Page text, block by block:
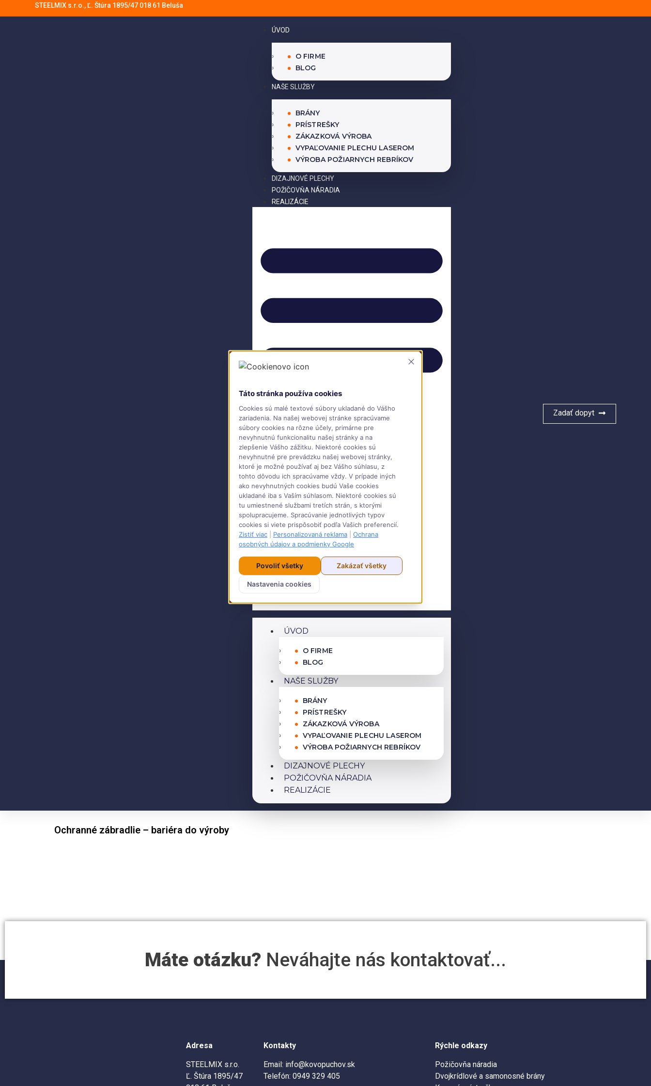
STEELMIX s.r.o., Ľ. Štúra 1895/47 018 61 Beluša
ÚVOD
O FIRME
BLOG
NAŠE SLUŽBY
BRÁNY
PRÍSTREŠKY
ZÁKAZKOVÁ VÝROBA
VYPAĽOVANIE PLECHU LASEROM
VÝROBA POŽIARNYCH REBRÍKOV
DIZAJNOVÉ PLECHY
POŽIČOVŇA NÁRADIA
REALIZÁCIE
ÚVOD
O FIRME
BLOG
NAŠE SLUŽBY
BRÁNY
PRÍSTREŠKY
ZÁKAZKOVÁ VÝROBA
VYPAĽOVANIE PLECHU LASEROM
VÝROBA POŽIARNYCH REBRÍKOV
DIZAJNOVÉ PLECHY
POŽIČOVŇA NÁRADIA
REALIZÁCIE
Zadať dopyt
Ochranné zábradlie – bariéra do výroby
Máte otázku? Neváhajte nás kontaktovať...
Adresa
STEELMIX s.r.o.
Ľ. Štúra 1895/47
Kontakty
Email: info@kovopuchov.sk
Telefón: 0949 329 405
Rýchle odkazy
Požičovňa náradia
Dvojkrídlové a samonosné brány
Zavrieť
Táto stránka používa cookies
Cookies sú malé textové súbory ukladané do Vášho
zariadenia. Na našej webovej stránke spracúvame
súbory cookies na rôzne účely, primárne pre
nevyhnutnú funkcionalitu našej stránky a na
zlepšenie Vášho zážitku. Niektoré cookies sú
nevyhnutné pre prevádzku našej webovej stránky,
ktoré je možné používať aj bez Vášho súhlasu, z
tohto dôvodu ich spracúvame vždy. V prípade iných
ako nevyhnutných cookies budú Vaše cookies
ukladané iba s Vaším súhlasom. Niektoré cookies sú
tu umiestnené službami tretích strán, s ktorými
spolupracujeme. Spracúvanie jednotlivých typov
cookies si viete prispôsobiť podľa Vašich preferencií.
Zistiť viac
Personalizovaná reklama
Ochrana
osobných údajov a podmienky Google
Povoliť všetky Zakázať všetky
Nastavenia cookies